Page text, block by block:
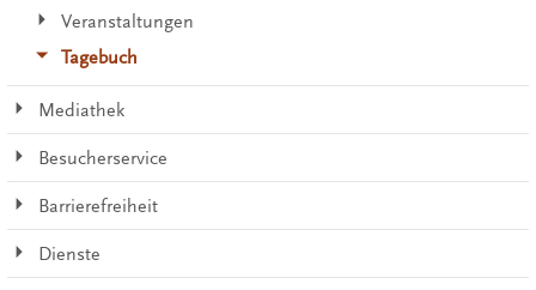
Veranstaltungen
Tagebuch
Mediathek
Besucherservice
Barrierefreiheit
Dienste